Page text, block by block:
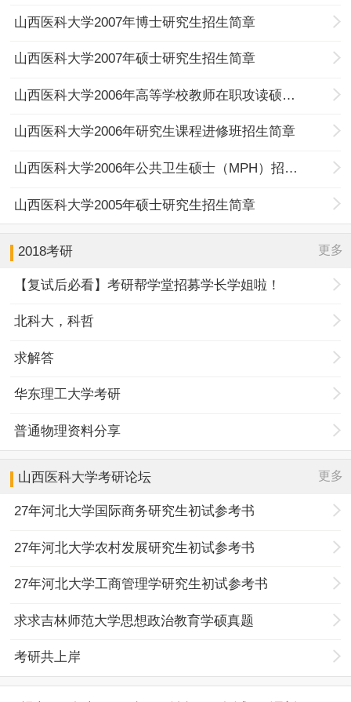
山西医科大学2007年博士研究生招生简章
山西医科大学2007年硕士研究生招生简章
山西医科大学2006年高等学校教师在职攻读硕士学位招生简章
山西医科大学2006年研究生课程进修班招生简章
山西医科大学2006年公共卫生硕士（MPH）招生简章
山西医科大学2005年硕士研究生招生简章
2018考研 更多
【复试后必看】考研帮学堂招募学长学姐啦！
北科大，科哲
求解答
华东理工大学考研
普通物理资料分享
山西医科大学考研论坛 更多
27年河北大学国际商务研究生初试参考书
27年河北大学农村发展研究生初试参考书
27年河北大学工商管理学研究生初试参考书
求求吉林师范大学思想政治教育学硕真题
考研共上岸